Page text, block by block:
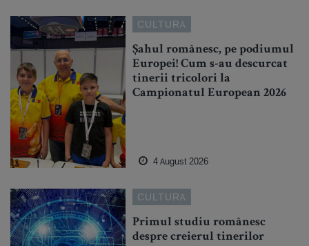
CULTURA
Șahul românesc, pe podiumul
Europei! Cum s-au descurcat
tinerii tricolori la
Campionatul European 2026
4 August 2026
CULTURA
Primul studiu românesc
despre creierul tinerilor